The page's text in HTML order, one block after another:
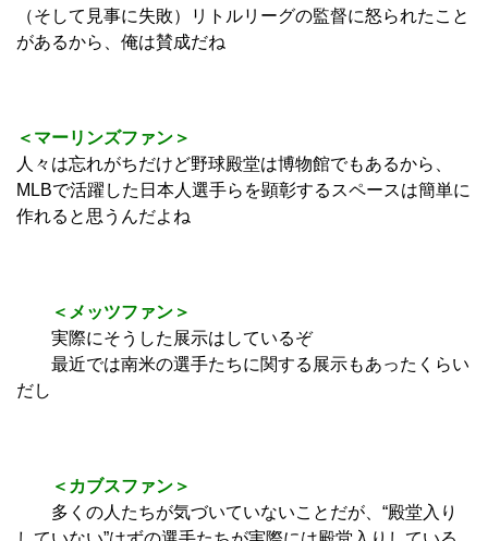
（そして見事に失敗）リトルリーグの監督に怒られたこと
があるから、俺は賛成だね
＜マーリンズファン＞
人々は忘れがちだけど野球殿堂は博物館でもあるから、
MLBで活躍した日本人選手らを顕彰するスペースは簡単に
作れると思うんだよね
＜メッツファン＞
実際にそうした展示はしているぞ
最近では南米の選手たちに関する展示もあったくらい
だし
＜カブスファン＞
多くの人たちが気づいていないことだが、“殿堂入り